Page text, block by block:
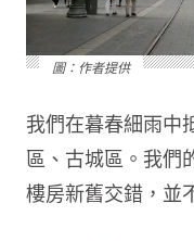
圖：作者提供
我們在暮春細雨中
區、古城區。我們
樓房新舊交錯，並